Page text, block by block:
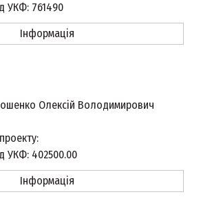
УКФ: 761490
Інформація
Олексій Володимирович
УКФ: 402500.00
Інформація